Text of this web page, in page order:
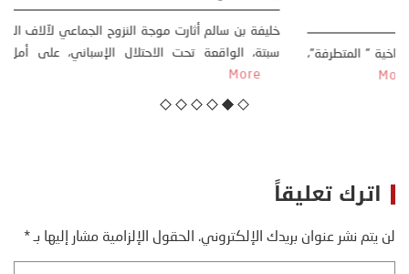
كتب: منذر بالضيافي بدأت قصتي مع التغييرات المناخية ” المتطرفة”،
منذ نهاية ثمانينات القرن الماضي، حين أطردنا ...
اترك تعليقاً
لن يتم نشر عنوان بريدك الإلكتروني. الحقول الإلزامية مشار إليها بـ*